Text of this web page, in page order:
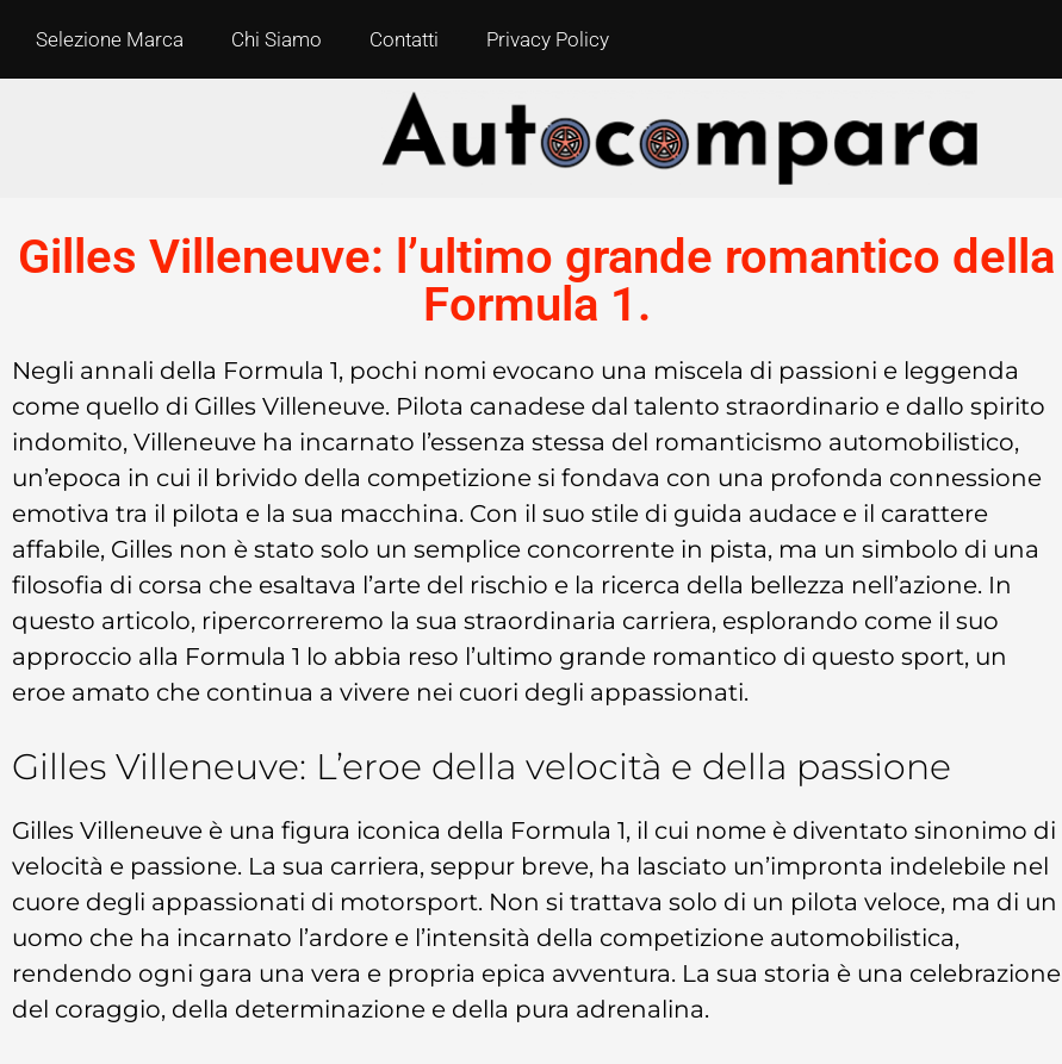
Selezione Marca Chi Siamo Contatti Privacy Policy
Gilles Villeneuve: l’ultimo grande romantico della
Formula 1.
Negli annali della Formula 1, pochi nomi evocano una miscela di passioni e leggenda
come quello di Gilles Villeneuve. Pilota canadese dal talento straordinario e dallo spirito
indomito, Villeneuve ha incarnato l’essenza stessa del romanticismo automobilistico,
un’epoca in cui il brivido della competizione si fondava con una profonda connessione
emotiva tra il pilota e la sua macchina. Con il suo stile di guida audace e il carattere
affabile, Gilles non è stato solo un semplice concorrente in pista, ma un simbolo di una
filosofia di corsa che esaltava l’arte del rischio e la ricerca della bellezza nell’azione. In
questo articolo, ripercorreremo la sua straordinaria carriera, esplorando come il suo
approccio alla Formula 1 lo abbia reso l’ultimo grande romantico di questo sport, un
eroe amato che continua a vivere nei cuori degli appassionati.
Gilles Villeneuve: L’eroe della velocità e della passione
Gilles Villeneuve è una figura iconica della Formula 1, il cui nome è diventato sinonimo di
velocità e passione. La sua carriera, seppur breve, ha lasciato un’impronta indelebile nel
cuore degli appassionati di motorsport. Non si trattava solo di un pilota veloce, ma di un
uomo che ha incarnato l’ardore e l’intensità della competizione automobilistica,
rendendo ogni gara una vera e propria epica avventura. La sua storia è una celebrazione
del coraggio, della determinazione e della pura adrenalina.